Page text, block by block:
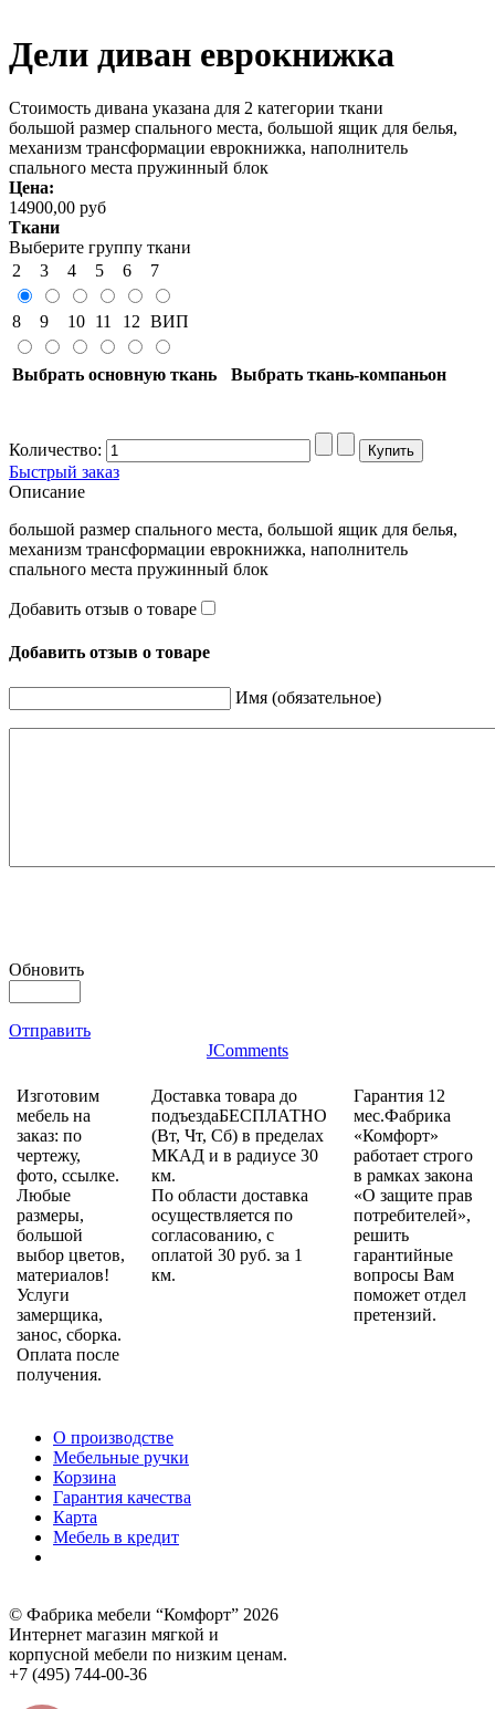
Дели диван еврокнижка
Стоимость дивана указана для 2 категории ткани
большой размер спального места, большой ящик для белья,
механизм трансформации еврокнижка, наполнитель
спального места пружинный блок
Цена:
14900,00 руб
Ткани
Выберите группу ткани
2
3 4 5 6 7
8 9 10 11 12 ВИП
Выбрать основную ткань Выбрать ткань-компаньон
Количество:
Быстрый заказ
Описание
большой размер спального места, большой ящик для белья,
механизм трансформации еврокнижка, наполнитель
спального места пружинный блок
Добавить отзыв о товаре
Добавить отзыв о товаре
Имя (обязательное)
Обновить
Отправить
JComments
Изготовим
мебель на
заказ: по
чертежу,
фото, ссылке.
Любые
размеры,
большой
выбор цветов,
материалов!
Услуги
замерщика,
занос, сборка.
Оплата после
получения.
Доставка товара до
подъездаБЕСПЛАТНО
(Вт, Чт, Сб) в пределах
МКАД и в радиусе 30
км.
По области доставка
осуществляется по
согласованию, с
оплатой 30 руб. за 1
км.
Гарантия 12
мес.Фабрика
«Комфорт»
работает строго
в рамках закона
«О защите прав
потребителей»,
решить
гарантийные
вопросы Вам
поможет отдел
претензий.
О производстве
Мебельные ручки
Корзина
Гарантия качества
Карта
Мебель в кредит
© Фабрика мебели “Комфорт” 2026
Интернет магазин мягкой и
корпусной мебели по низким ценам.
+7 (495) 744-00-36